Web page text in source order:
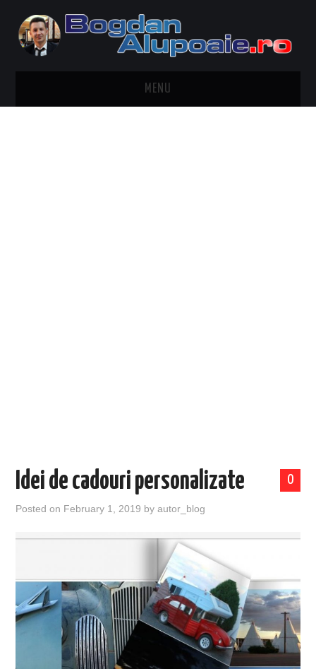
MENU
0
Idei de cadouri personalizate
Posted on February 1, 2019 byautor_blog